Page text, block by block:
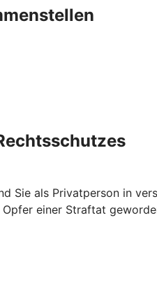
Sie als Privatperson in
einer Straftat